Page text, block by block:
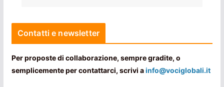
Contatti e newsletter
Per proposte di collaborazione, sempre gradite, o
semplicemente per contattarci, scrivi ainfo@vociglobali.it